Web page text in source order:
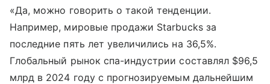
«Да, можно говорить о такой тенденции.
Например, мировые продажи Starbucks за
последние пять лет увеличились на 36,5%.
Глобальный рынок спа-индустрии составлял $96,5
млрд в 2024 году с прогнозируемым дальнейшим